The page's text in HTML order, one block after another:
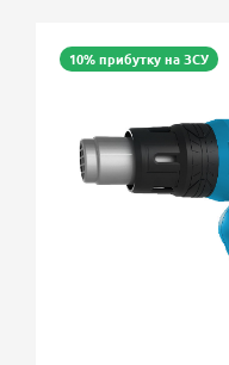
10% прибутку на ЗСУ